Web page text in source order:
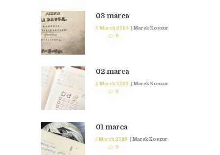
03 marca
3 March 2023
Marek Koszur
0
02 marca
2 March 2023 | Marek Koszur
0
01 marca
1 March 2023 | Marek Koszur
0